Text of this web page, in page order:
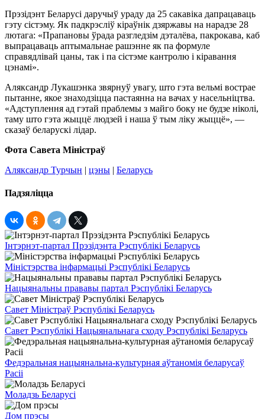
Прэзідэнт Беларусі даручыў ураду да 25 сакавіка дапрацаваць
гэту сістэму. Як падкрэсліў кіраўнік дзяржавы на нарадзе 28
лютага: «Прапановы ўрада разгледзім дэталёва, пакрокава, каб
выпрацаваць аптымальнае рашэнне як па формуле
справядлівай цаны, так і па сістэме кантролю і кіравання
цэнамі».
Аляксандр Лукашэнка звярнуў увагу, што гэта вельмі вострае
пытанне, якое знаходзіцца пастаянна на вачах у насельніцтва.
«Адступлення ад гэтай праблемы з майго боку не будзе ніколі,
таму што гэта жыццё людзей і наша ў тым ліку жыццё», —
сказаў беларускі лідар.
Фота Савета Міністраў
Аляксандр Турчын | цэны | Беларусь
Падзяліцца
Інтэрнэт-партал Прэзідэнта Рэспублікі Беларусь
Міністэрства інфармацыі Рэспублікі Беларусь
Нацыянальны прававы партал Рэспублікі Беларусь
Савет Міністраў Рэспублікі Беларусь
Савет Рэспублікі Нацыянальнага сходу Рэспублікі Беларусь
Федэральная нацыянальна-культурная аўтаномія беларусаў
Расіі
Моладзь Беларусі
Дом прэсы